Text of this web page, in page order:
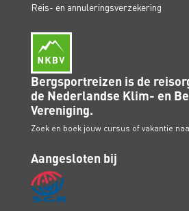
Reis- en annuleringsverzekering
Bergsportreizen is de
de Nederlandse Klim- en
Vereniging.
Zoek en boek jouw cursus of vakantie
Aangesloten bij